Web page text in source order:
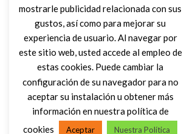
mostrarle publicidad relacionada con sus
gustos, así como para mejorar su
experiencia de usuario. Al navegar por
este sitio web, usted accede al empleo de
estas cookies. Puede cambiar la
configuración de su navegador para no
aceptar su instalación u obtener más
información en nuestra política de
cookies
Aceptar Nuestra Política